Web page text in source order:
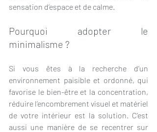
sensation d’espace et de calme.
Pourquoi adopter le
minimalisme ?
Si vous êtes à la recherche d’un
environnement paisible et ordonné, qui
favorise le bien-être et la concentration,
réduire l’encombrement visuel et matériel
de votre intérieur est la solution. C’est
aussi une manière de se recentrer sur